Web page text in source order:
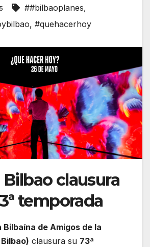
##bilbaoplanes,
, #quehacerhoy
clausura
temporada
de Amigos de la
clausura su 73ª